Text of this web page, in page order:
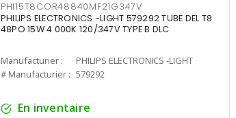
PHI15T8COR48840MF21G347V
PHILIPS ELECTRONICS -LIGHT 579292 TUBE DEL T8
48PO 15W 4 000K 120/347V TYPE B DLC
Manufacturier :
PHILIPS ELECTRONICS -LIGHT
# Manufacturier : 579292
En inventaire